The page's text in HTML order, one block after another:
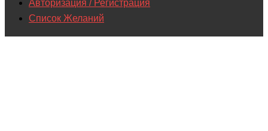
Авторизация / Регистрация
Список Желаний